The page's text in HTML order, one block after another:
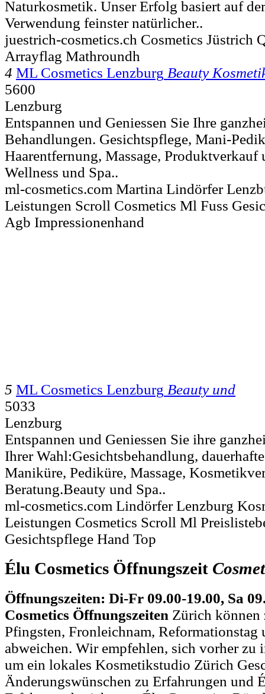
Naturkosmetik. Unser Erfolg basiert auf
Verwendung feinster natürlicher..
juestrich-cosmetics.ch Cosmetics Jüstrich
Arrayflag Mathroundh
4 ML Cosmetics Lenzburg Beauty
5600
Lenzburg
Entspannen und Geniessen Sie Ihre
Behandlungen. Gesichtspflege, Mani-
Haarentfernung, Massage, Produktverkauf
Wellness und Spa..
ml-cosmetics.com Martina Lindörfer
Leistungen Scroll Cosmetics Ml Fuss
Agb Impressionenhand
5 ML Cosmetics Lenzburg Beauty und
5033
Lenzburg
Entspannen und Geniessen Sie ihre
Ihrer Wahl:Gesichtsbehandlung,
Maniküre, Pediküre, Massage,
Beratung.Beauty und Spa..
ml-cosmetics.com Lindörfer Lenzburg
Leistungen Cosmetics Scroll Ml
Gesichtspflege Hand Top
Élu Cosmetics Öffnungszeit
Öffnungszeiten: Di-Fr 09.00-19.00, Sa
Cosmetics Öffnungszeiten Zürich können
Pfingsten, Fronleichnam,
abweichen. Wir empfehlen, sich vorher zu
um ein lokales Kosmetikstudio Zürich
Änderungswünschen zu Erfahrungen und